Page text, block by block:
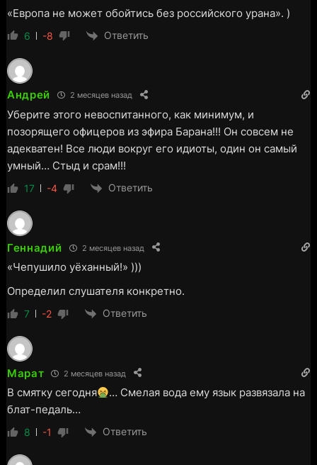
«Европа не может обойтись без российского урана». )
6 -8 Ответить
Андрей 2 месяцев назад
Уберите этого невоспитанного, как минимум, и
позорящего офицеров из эфира Барана!!! Он совсем не
адекватен! Все люди вокруг его идиоты, один он самый
умный… Стыд и срам!!!
17 -4 Ответить
Геннадий 2 месяцев назад
«Чепушило уёханный!» )))
Определил слушателя конкретно.
7 -2 Ответить
Марат 2 месяцев назад
В смятку сегодня
… Смелая вода ему язык развязала на
блат-педаль…
8 -1 Ответить